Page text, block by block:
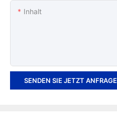
Inhalt
SENDEN SIE JETZT ANFRAGE